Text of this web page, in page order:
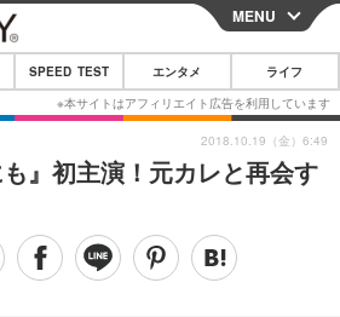
CLOSE
スマートフォン
その他
映画・ドラマ
MENU
SPEED TEST エンタメ ライフ
』初主演！元カレと再会す
2018.10.19（金）6:49